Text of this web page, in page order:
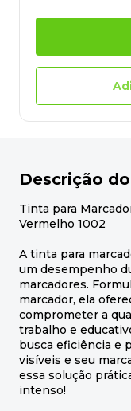
Descrição
Tinta para
Vermelho 1002
A tinta para
um desempenho
marcadores.
marcador, ela
comprometer a
trabalho e
busca eficiência e
visíveis e seu
essa solução
intenso!